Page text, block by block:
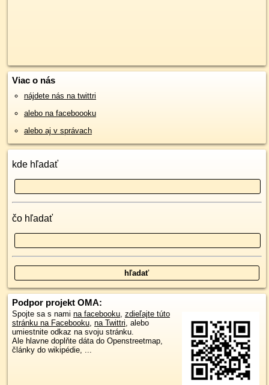
Viac o nás
nájdete nás na twittri
alebo na faceboooku
alebo aj v správach
kde hľadať
čo hľadať
Podpor projekt OMA:
Spojte sa s nami na facebooku, zdieľajte túto
stránku na Facebooku, na Twittri, alebo
umiestnite odkaz na svoju stránku.
Ale hlavne doplňte dáta do Openstreetmap,
články do wikipédie, ...